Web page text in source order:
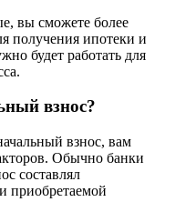
вы сможете более
получения ипотеки и
будет работать для
взнос?
взнос, вам
Обычно банки
составлял
приобретаемой